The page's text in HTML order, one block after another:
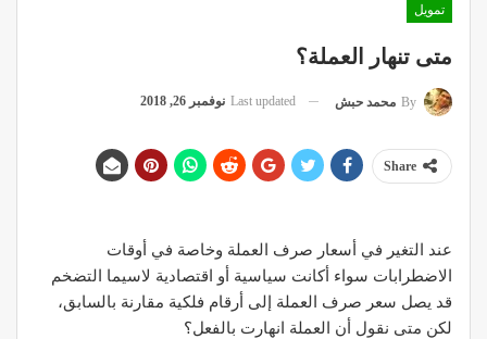
تمويل
متى تنهار العملة؟
By محمد حبش Last updated نوفمبر 26, 2018
Share
عند التغير في أسعار صرف العملة وخاصة في أوقات
الاضطرابات سواء أكانت سياسية أو اقتصادية لاسيما التضخم
قد يصل سعر صرف العملة إلى أرقام فلكية مقارنة بالسابق،
لكن متى نقول أن العملة انهارت بالفعل؟